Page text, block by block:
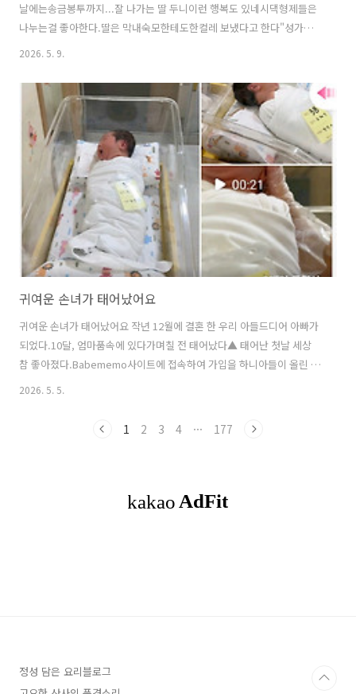
날에는송금봉투까지...잘 나가는 딸 두니이런 행복도 있네시댁형제들은
나누는걸 좋아한다.딸은 막내숙모한테도한컬레 보냈다고 한다"성가네
는 특별해""엄마, 나도 성가야"ㅎㅎㅎ맞네흐뭇한 하루였다 도움된 정보
공감이 제겐 큰 힘이 됩니다.
2026. 5. 9.
귀여운 손녀가 태어났어요
귀여운 손녀가 태어났어요 작년 12월에 결혼 한 우리 아들드디어 아빠가
되었다.10달, 엄마품속에 있다가며칠 전 태어났다▲ 태어난 첫날 세상
참 좋아졌다.Babememo사이트에 접속하여 가입을 하니아들이 올린 손
2026. 5. 5.
1 2 3 4 ··· 177
정성 담은 요리블로그